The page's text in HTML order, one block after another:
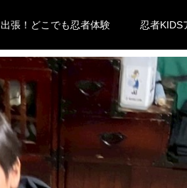
出張！どこでも忍者体験 忍者KIDS